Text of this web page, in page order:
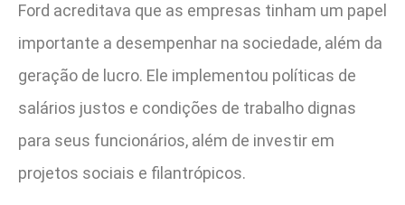
Ford acreditava que as empresas tinham um papel
importante a desempenhar na sociedade, além da
geração de lucro. Ele implementou políticas de
salários justos e condições de trabalho dignas
para seus funcionários, além de investir em
projetos sociais e filantrópicos.